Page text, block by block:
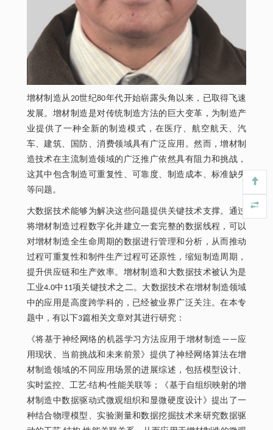
增材制造从20世纪80年代开始崭露头角以来，已取得飞速
发展。增材制造是对传统制造方法的巨大变革，为制造产
业提供了一种全新的制造模式，在医疗、航空航天、汽
车、建筑、国防、消费领域具有广泛应用。然而，增材制
造技术在主流制造领域的广泛推广依然具有阻力和挑战，
这其中包含制造可重复性、可靠度、制造成本、标准缺失
等问题。
大数据技术能够为解决这些问题提供关键技术支撑。通过
将增材制造过程数字化并建立一套完整的数据线程，可以
对增材制造全生命周期的数据进行管理和分析，从而推动
过程可重复性和制件生产过程可还原性，缩短制造周期，
提升供应链和生产效率。增材制造和大数据技术被认为是
工业4.0中11项关键技术之二。大数据技术在增材制造领域
中的应用是高度跨学科的，已经被业界广泛关注。在本专
题中，有以下3篇相关文章对其进行研究：
《将基于神经网络的机器学习方法应用于增材制造——应
用现状、当前挑战和未来前景》提供了神经网络算法在增
材制造领域的不同应用场景的进展综述，包括模型设计、
实时监控、工艺-结构-性能关联等；《基于自组织映射的增
材制造中数据驱动式微观组织和显微硬度设计》提出了一
种结合物理模型、实验测量和数据挖掘技术来研究数据驱